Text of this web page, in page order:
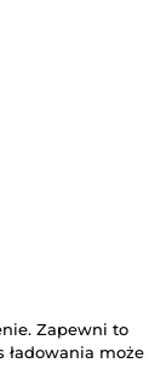
Zapewni to
ładowania